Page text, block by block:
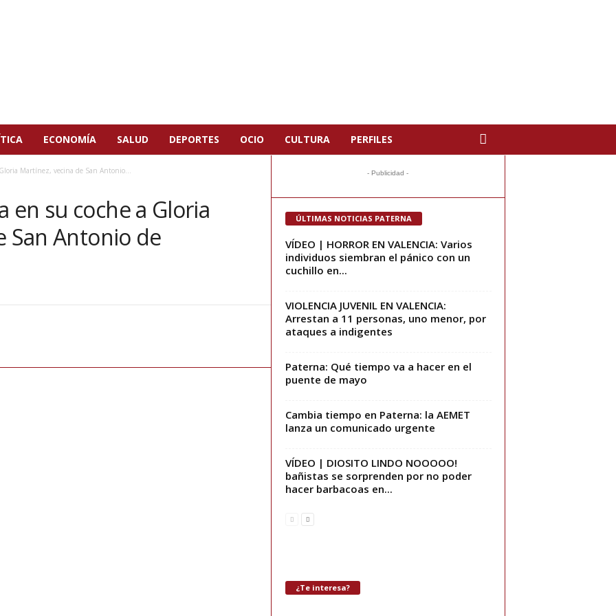
ECONOMÍA SALUD DEPORTES OCIO CULTURA PERFILES
Martínez, vecina de San Antonio...
en su coche a Gloria
San Antonio de
- Publicidad -
ÚLTIMAS NOTICIAS PATERNA
VÍDEO | HORROR EN VALENCIA: Varios
individuos siembran el pánico con un
cuchillo en...
VIOLENCIA JUVENIL EN VALENCIA:
Arrestan a 11 personas, uno menor, por
ataques a indigentes
Paterna: Qué tiempo va a hacer en el
puente de mayo
Cambia tiempo en Paterna: la AEMET
lanza un comunicado urgente
VÍDEO | DIOSITO LINDO NOOOOO!
bañistas se sorprenden por no poder
hacer barbacoas en...
¿Te interesa?